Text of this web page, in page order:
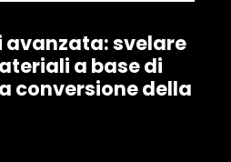
svelare
a base di
conversione della